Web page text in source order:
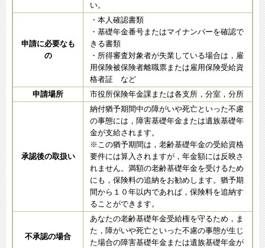
い。
申請に必要なも
の
・本人確認書類
・基礎年金番号またはマイナンバーを確認で
きる書類
・所得審査対象者が失業している場合は，雇
用保険被保険者離職票または雇用保険受給資
格者証 など
申請場所
市役所保険年金課または各支所，分室，分所
承認後の取扱い
納付猶予期間中の障がいや死亡といった不慮
の事態には，障害基礎年金または遺族基礎年
金が支給されます。
※この猶予期間は，老齢基礎年金の受給資格
要件には算入されますが，年金額には反映さ
れません。満額の老齢基礎年金を受けるため
にも，保険料の追納をお勧めします。猶予期
間から１０年以内であれば，保険料を追納す
ることができます。
不承認の場合
あなたの老齢基礎年金受給権を守るため，ま
た，障がいや死亡といった不慮の事態が生じ
た場合の障害基礎年金または遺族基礎年金が